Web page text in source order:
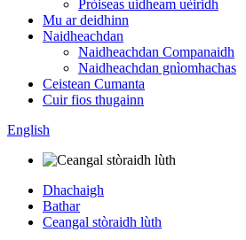
Pròiseas uidheam uèiridh
Mu ar deidhinn
Naidheachdan
Naidheachdan Companaidh
Naidheachdan gnìomhachas
Ceistean Cumanta
Cuir fios thugainn
English
Dhachaigh
Bathar
Ceangal stòraidh lùth